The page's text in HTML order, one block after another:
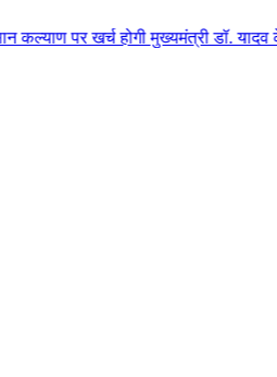
मुख्यमंत्री डॉ. यादव के मुख्य